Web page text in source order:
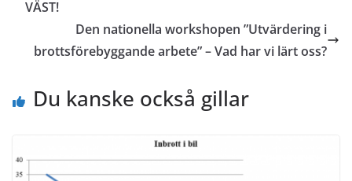
VÄST!
Den nationella workshopen ”Utvärdering i
brottsförebyggande arbete” – Vad har vi lärt oss?
Du kanske också gillar